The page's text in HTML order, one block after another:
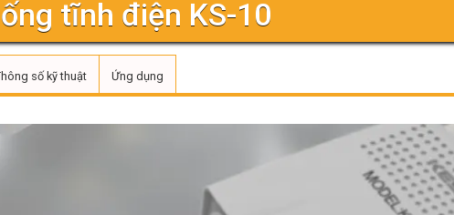
tĩnh điện KS-10
số kỹ thuật Ứng dụng